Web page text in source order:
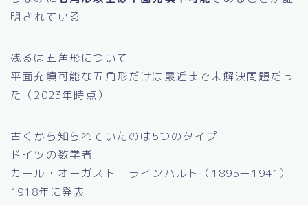
明されている
残るは五角形について
平面充填可能な五角形だけは最近まで未解決問題だっ
た（2023年時点）
古くから知られていたのは5つのタイプ
ドイツの数学者
カール・オーガスト・ラインハルト（1895ー1941）
1918年に発表